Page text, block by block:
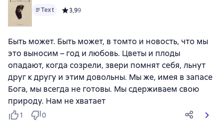
Text Средний рейтинг 3,9 на основе 9 оценок
3,99
Быть может. Быть может, в томто и новость, что мы
это выносим – год и любовь. Цветы и плоды
опадают, когда созрели, звери помнят себя, льнут
друг к другу и этим довольны. Мы же, имея в запасе
Бога, мы всегда не готовы. Мы сдерживаем свою
природу. Нам не хватает
1 0